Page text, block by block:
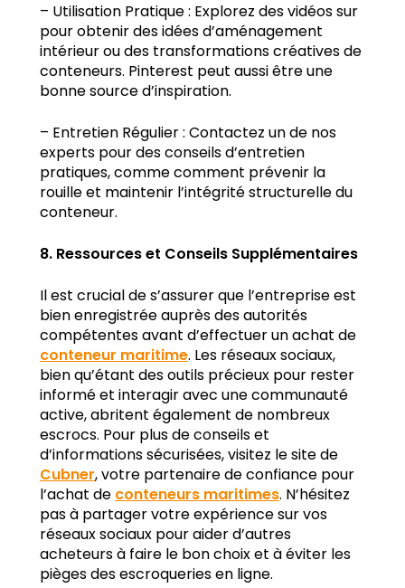
– Utilisation Pratique : Explorez des vidéos sur
pour obtenir des idées d’aménagement
intérieur ou des transformations créatives de
conteneurs. Pinterest peut aussi être une
bonne source d’inspiration.
– Entretien Régulier : Contactez un de nos
experts pour des conseils d’entretien
pratiques, comme comment prévenir la
rouille et maintenir l’intégrité structurelle du
conteneur.
8. Ressources et Conseils Supplémentaires
Il est crucial de s’assurer que l’entreprise est
bien enregistrée auprès des autorités
compétentes avant d’effectuer un achat de
conteneur maritime. Les réseaux sociaux,
bien qu’étant des outils précieux pour rester
informé et interagir avec une communauté
active, abritent également de nombreux
escrocs. Pour plus de conseils et
d’informations sécurisées, visitez le site de
Cubner, votre partenaire de confiance pour
l’achat deconteneurs maritimes. N’hésitez
pas à partager votre expérience sur vos
réseaux sociaux pour aider d’autres
acheteurs à faire le bon choix et à éviter les
pièges des escroqueries en ligne.